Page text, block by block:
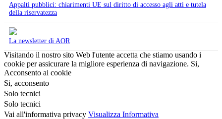
Appalti pubblici: chiarimenti UE sul diritto di accesso agli atti e tutela
della riservatezza
La newsletter di AOR
Visitando il nostro sito Web l'utente accetta che stiamo usando i
cookie per assicurare la migliore esperienza di navigazione. Si,
Acconsento ai cookie
Si, acconsento
Solo tecnici
Solo tecnici
Vai all'informativa privacy Visualizza Informativa